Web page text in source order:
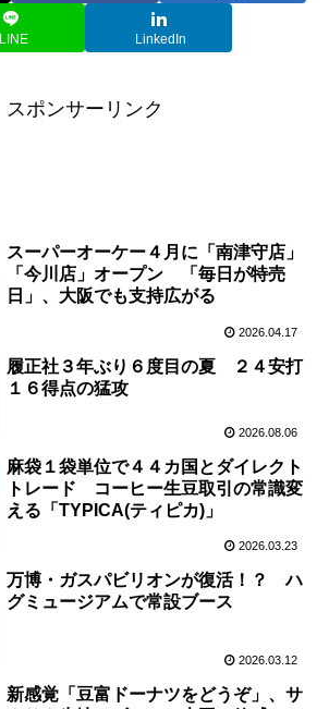
LINE LinkedIn
スポンサーリンク
スーパーオーケー４月に「南津守店」
「今川店」オープン 「毎日が特売
日」、大阪でも支持広がる
2026.04.17
履正社３年ぶり６度目の夏 ２４安打
１６得点の猛攻
2026.08.06
麻袋１袋単位で４４カ国とダイレクト
トレード コーヒー生豆取引の常識変
える「TYPICA(ティピカ)」
2026.03.23
万博・ガスパビリオンが復活！？ ハ
グミュージアムで常設ブース
2026.03.12
新感覚「豆富ドーナツをどうぞ」、サ